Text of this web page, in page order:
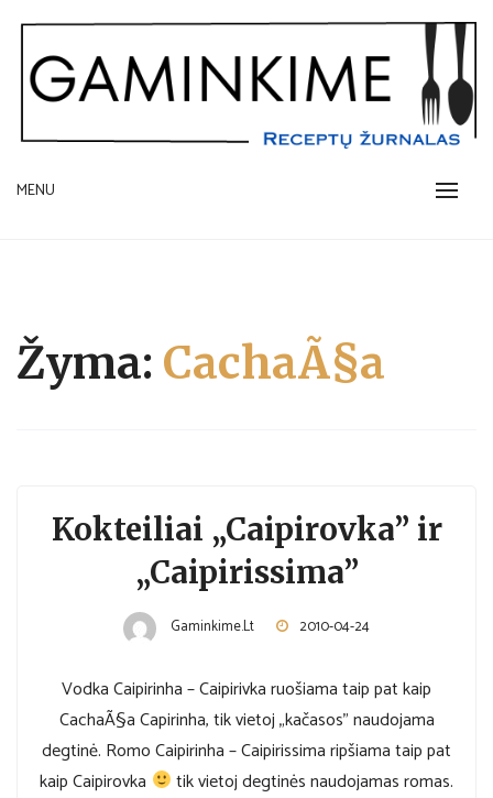
content
GAMINKIME.LT
receptų žurnalas
MENU
Žyma: CachaÃ§a
Kokteiliai „Caipirovka” ir
„Caipirissima”
Gaminkime.lt 2010-04-24
Vodka Caipirinha – Caipirivka ruošiama taip pat kaip
CachaÃ§a Capirinha, tik vietoj „kačasos” naudojama
degtinė. Romo Caipirinha – Caipirissima ripšiama taip pat
kaip Caipirovka
tik vietoj degtinės naudojamas romas.